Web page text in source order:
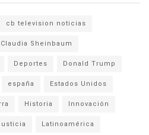
cb television noticias
Claudia Sheinbaum
Deportes Donald Trump
españa Estados Unidos
Historia Innovación
justicia Latinoamérica